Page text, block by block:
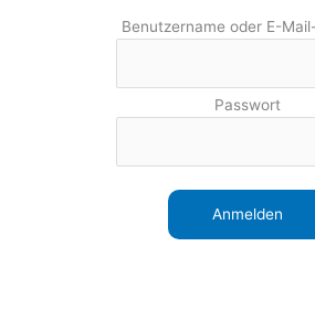
Benutzername oder E-
Passwort